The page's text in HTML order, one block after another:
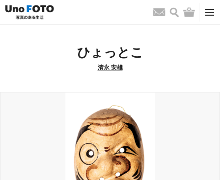
お問い合わせ
検索 バッグ
ひょっとこ
清永 安雄